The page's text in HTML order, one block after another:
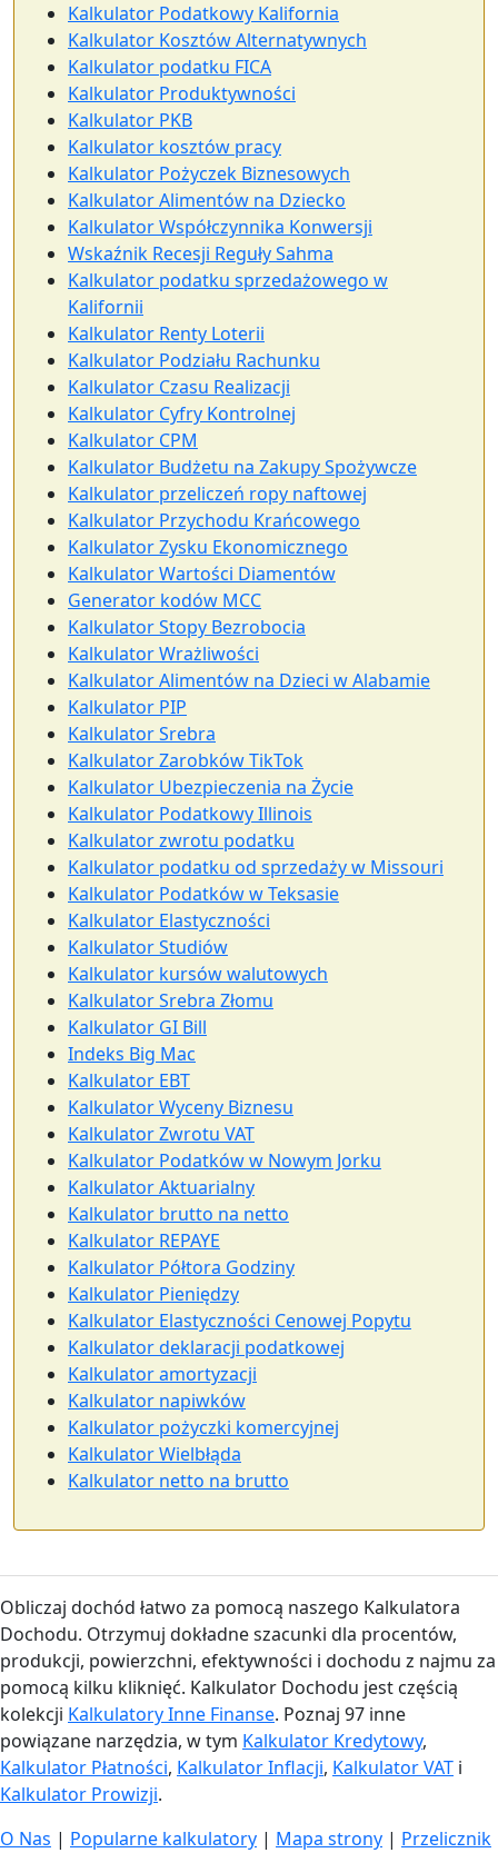
Kalkulator Podatkowy Kalifornia
Kalkulator Kosztów Alternatywnych
Kalkulator podatku FICA
Kalkulator Produktywności
Kalkulator PKB
Kalkulator kosztów pracy
Kalkulator Pożyczek Biznesowych
Kalkulator Alimentów na Dziecko
Kalkulator Współczynnika Konwersji
Wskaźnik Recesji Reguły Sahma
Kalkulator podatku sprzedażowego w
Kalifornii
Kalkulator Renty Loterii
Kalkulator Podziału Rachunku
Kalkulator Czasu Realizacji
Kalkulator Cyfry Kontrolnej
Kalkulator CPM
Kalkulator Budżetu na Zakupy Spożywcze
Kalkulator przeliczeń ropy naftowej
Kalkulator Przychodu Krańcowego
Kalkulator Zysku Ekonomicznego
Kalkulator Wartości Diamentów
Generator kodów MCC
Kalkulator Stopy Bezrobocia
Kalkulator Wrażliwości
Kalkulator Alimentów na Dzieci w Alabamie
Kalkulator PIP
Kalkulator Srebra
Kalkulator Zarobków TikTok
Kalkulator Ubezpieczenia na Życie
Kalkulator Podatkowy Illinois
Kalkulator zwrotu podatku
Kalkulator podatku od sprzedaży w Missouri
Kalkulator Podatków w Teksasie
Kalkulator Elastyczności
Kalkulator Studiów
Kalkulator kursów walutowych
Kalkulator Srebra Złomu
Kalkulator GI Bill
Indeks Big Mac
Kalkulator EBT
Kalkulator Wyceny Biznesu
Kalkulator Zwrotu VAT
Kalkulator Podatków w Nowym Jorku
Kalkulator Aktuarialny
Kalkulator brutto na netto
Kalkulator REPAYE
Kalkulator Półtora Godziny
Kalkulator Pieniędzy
Kalkulator Elastyczności Cenowej Popytu
Kalkulator deklaracji podatkowej
Kalkulator amortyzacji
Kalkulator napiwków
Kalkulator pożyczki komercyjnej
Kalkulator Wielbłąda
Kalkulator netto na brutto
Obliczaj dochód łatwo za pomocą naszego Kalkulatora
Dochodu. Otrzymuj dokładne szacunki dla procentów,
produkcji, powierzchni, efektywności i dochodu z najmu za
pomocą kilku kliknięć. Kalkulator Dochodu jest częścią
kolekcji Kalkulatory Inne Finanse. Poznaj 97 inne
powiązane narzędzia, w tym Kalkulator Kredytowy,
Kalkulator Płatności, Kalkulator Inflacji, Kalkulator VAT i
Kalkulator Prowizji.
O Nas | Popularne kalkulatory | Mapa strony | Przelicznik